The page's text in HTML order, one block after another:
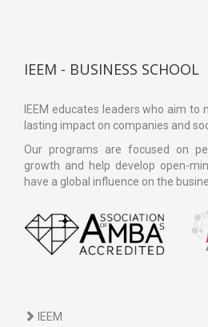
IEEM - BUSINESS SCHOOL
IEEM educates leaders who aim to
lasting impact on companies and
Our programs are focused on
growth and help develop open-
have a global influence on the
IEEM